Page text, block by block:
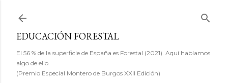
EDUCACIÓN FORESTAL
El 56 % de la superficie de España es Forestal (2021). Aquí hablamos
algo de ello.
(Premio Especial Montero de Burgos XXII Edición)